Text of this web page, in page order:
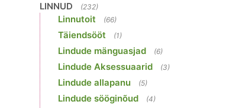
LINNUD (232)
Linnutoit (66)
Täiendsööt (1)
Lindude mänguasjad (6)
Lindude Aksessuaarid (3)
Lindude allapanu (5)
Lindude sööginõud (4)